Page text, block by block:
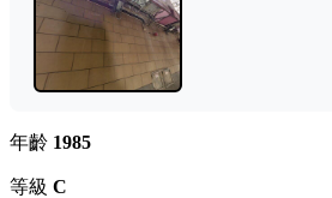
年齡 1985
等級 C